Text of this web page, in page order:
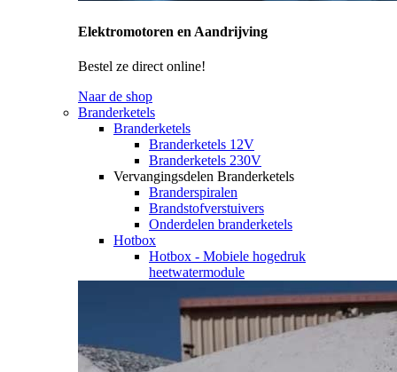
Elektromotoren en Aandrijving
Bestel ze direct online!
Naar de shop
Branderketels
Branderketels
Branderketels 12V
Branderketels 230V
Vervangingsdelen Branderketels
Branderspiralen
Brandstofverstuivers
Onderdelen branderketels
Hotbox
Hotbox - Mobiele hogedruk
heetwatermodule